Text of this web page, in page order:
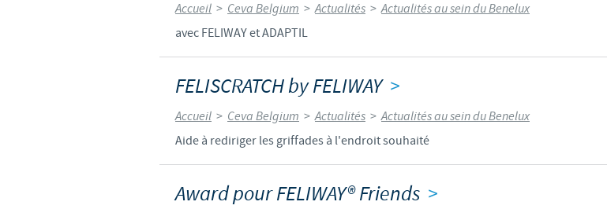
Egypt
Peru
pertinente à l'usage dans votre pays.
Accueil > Ceva Belgium > Actualités > Actualités au sein du Benelux
avec FELIWAY et ADAPTIL
FELISCRATCH by FELIWAY >
Accueil > Ceva Belgium > Actualités > Actualités au sein du Benelux
Aide à rediriger les griffades à l'endroit souhaité
Award pour FELIWAY® Friends >